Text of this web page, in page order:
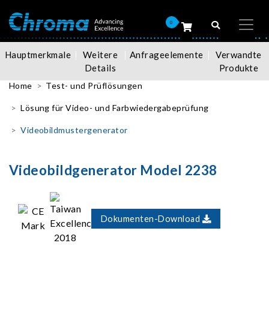
0
Hauptmerkmale
Weitere
Details
Anfrageelemente
Verwandte
Produkte
Home Test- und Prüflösungen
Lösung für Video- und Farbwiedergabeprüfung
Videobildmustergenerator
Videobildgenerator Model 2238
Dokumenten-Download